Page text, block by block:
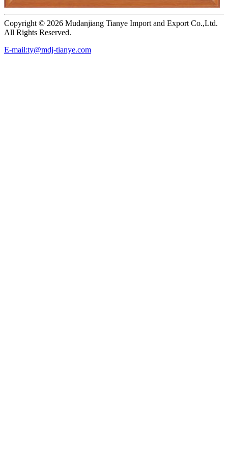
Copyright © 2026 Mudanjiang Tianye Import and Export Co.,Ltd.
All Rights Reserved.
E-mail:ty@mdj-tianye.com